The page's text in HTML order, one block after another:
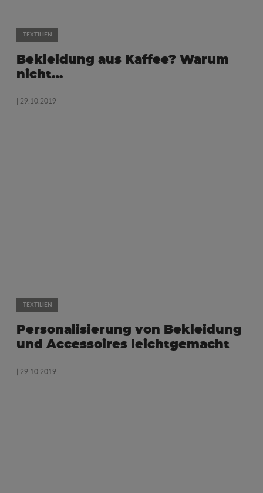
TEXTILIEN
Bekleidung aus Kaffee? Warum
nicht…
| 29.10.2019
TEXTILIEN
Personalisierung von Bekleidung
und Accessoires leichtgemacht
| 29.10.2019